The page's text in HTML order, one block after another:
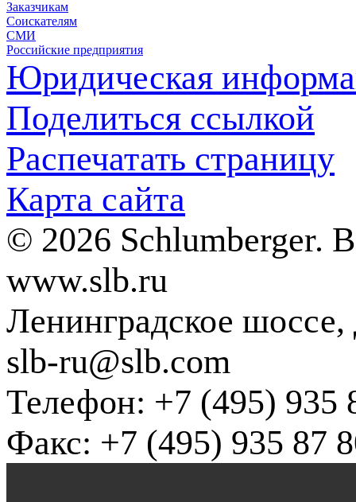
Заказчикам
Соискателям
СМИ
Российские предприятия
Юридическая
Поделиться ссылкой
Распечатать страницу
Карта сайта
© 2026 Schlumberger.
www.slb.ru
Ленинградское
slb-ru@slb.com
Телефон: +7 (495) 935
Факс: +7 (495) 935 87